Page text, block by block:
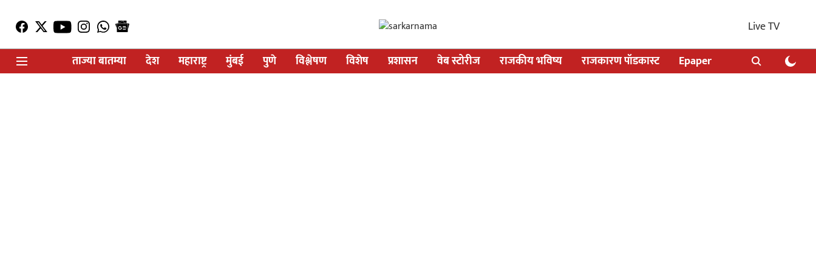
Live TV
ताज्या बातम्या
देश महाराष्ट्र मुंबई पुणे विश्लेषण विशेष प्रशासन वेब स्टोरीज राजकीय भविष्य राजकारण पॉडकास्ट Epaper